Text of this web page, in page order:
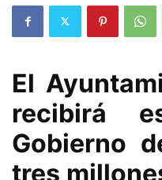
El
recibirá
Gobierno
tres